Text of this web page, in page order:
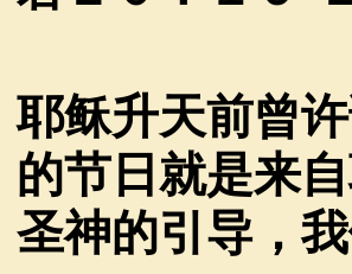
耶稣升天前曾
的节日就是来
圣神的引导，